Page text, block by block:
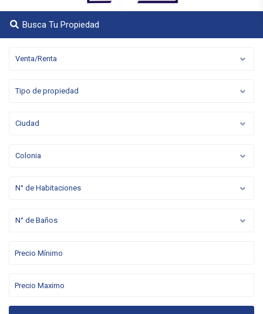
Busca Tu Propiedad
Venta/Renta
Tipo de propiedad
Ciudad
Colonia
N° de Habitaciones
N° de Baños